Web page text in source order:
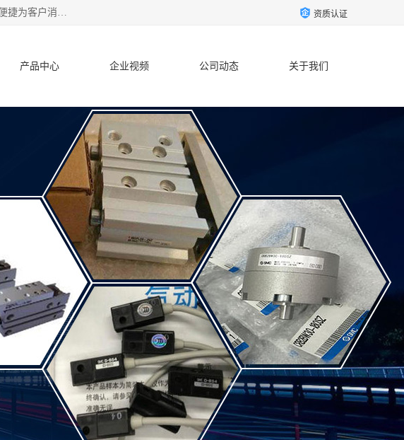
深圳市宝安区诚芯源电子商行 主要从事：回收SMC价格、回收SMC气动元件、收购SMC电磁阀一站式收购,能迅速便捷为客户消化库存、减少仓储、回笼资金，我们交易灵活方便，现金支付，价格优势合理，在业务方面赢得广大客户的一致好评 热情欢迎有库存需要处理的客户 请尽快联系我们 资质认证
产品中心 企业视频 公司动态 关于我们